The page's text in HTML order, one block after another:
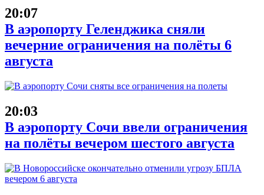
20:07
В аэропорту Геленджика сняли
вечерние ограничения на полёты 6
августа
20:03
В аэропорту Сочи ввели ограничения
на полёты вечером шестого августа